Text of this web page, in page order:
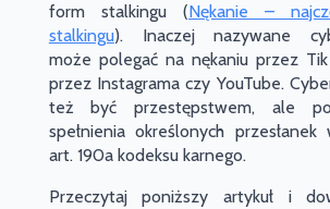
form stalkingu (Nękanie –
stalkingu). Inaczej nazywane
może polegać na nękaniu przez
przez Instagrama czy YouTube.
też być przestępstwem, ale
spełnienia określonych przesłanek
art. 190a kodeksu karnego.
Przeczytaj poniższy artykuł i